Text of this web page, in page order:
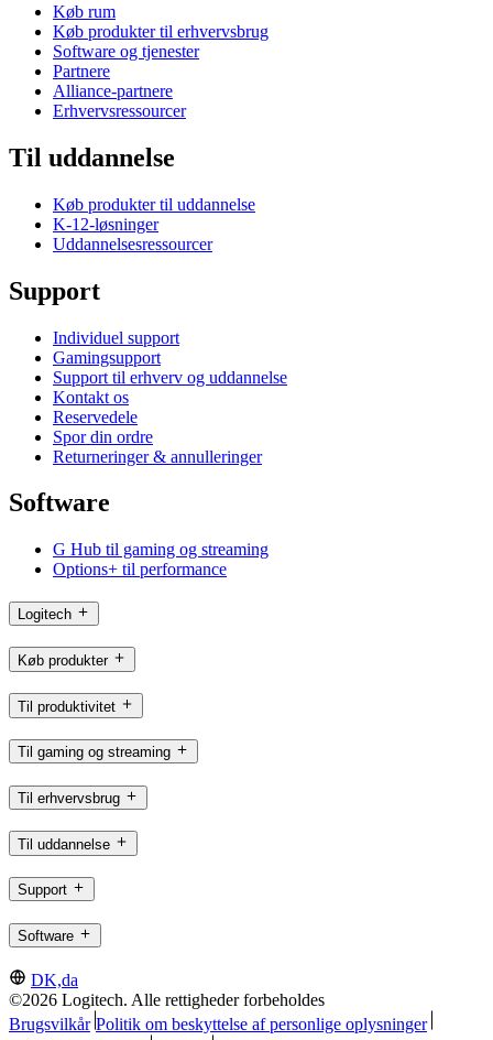
Køb rum
Køb produkter til erhvervsbrug
Software og tjenester
Partnere
Alliance-partnere
Erhvervsressourcer
Til uddannelse
Køb produkter til uddannelse
K-12-løsninger
Uddannelsesressourcer
Support
Individuel support
Gamingsupport
Support til erhverv og uddannelse
Kontakt os
Reservedele
Spor din ordre
Returneringer & annulleringer
Software
G Hub til gaming og streaming
Options+ til performance
Logitech
Køb produkter
Til produktivitet
Til gaming og streaming
Til erhvervsbrug
Til uddannelse
Support
Software
DK,da
©2026 Logitech. Alle rettigheder forbeholdes
Brugsvilkår Politik om beskyttelse af personlige oplysninger